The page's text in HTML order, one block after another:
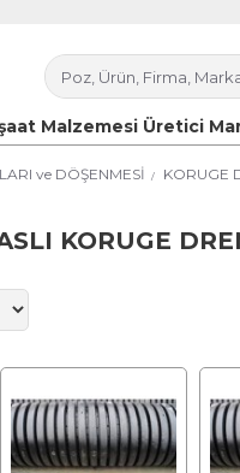
Malzemesi Üretici
ve DÖŞENMESİ KORUGE
KORUGE